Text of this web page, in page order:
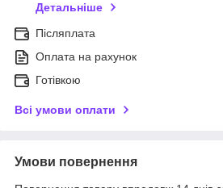
Детальніше
Післяплата
Оплата на рахунок
Готівкою
Всі умови оплати
Умови повернення